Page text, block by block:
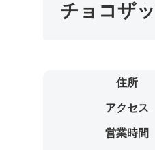
チョコザ
住所
アクセス
営業時間